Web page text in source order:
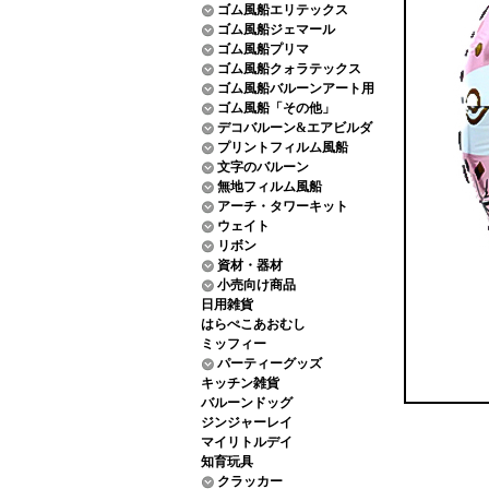
ゴム風船エリテックス
ゴム風船ジェマール
ゴム風船プリマ
ゴム風船クォラテックス
ゴム風船バルーンアート用
ゴム風船「その他」
デコバルーン&エアビルダ
プリントフィルム風船
文字のバルーン
無地フィルム風船
アーチ・タワーキット
ウェイト
リボン
資材・器材
小売向け商品
日用雑貨
はらぺこあおむし
ミッフィー
パーティーグッズ
キッチン雑貨
バルーンドッグ
ジンジャーレイ
マイリトルデイ
知育玩具
クラッカー